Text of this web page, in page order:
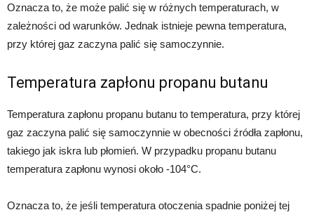
Oznacza to, że może palić się w różnych temperaturach, w
zależności od warunków. Jednak istnieje pewna temperatura,
przy której gaz zaczyna palić się samoczynnie.
Temperatura zapłonu propanu butanu
Temperatura zapłonu propanu butanu to temperatura, przy której
gaz zaczyna palić się samoczynnie w obecności źródła zapłonu,
takiego jak iskra lub płomień. W przypadku propanu butanu
temperatura zapłonu wynosi około -104°C.
Oznacza to, że jeśli temperatura otoczenia spadnie poniżej tej